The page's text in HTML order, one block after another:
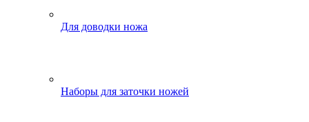
Для доводки ножа
Наборы для заточки ножей